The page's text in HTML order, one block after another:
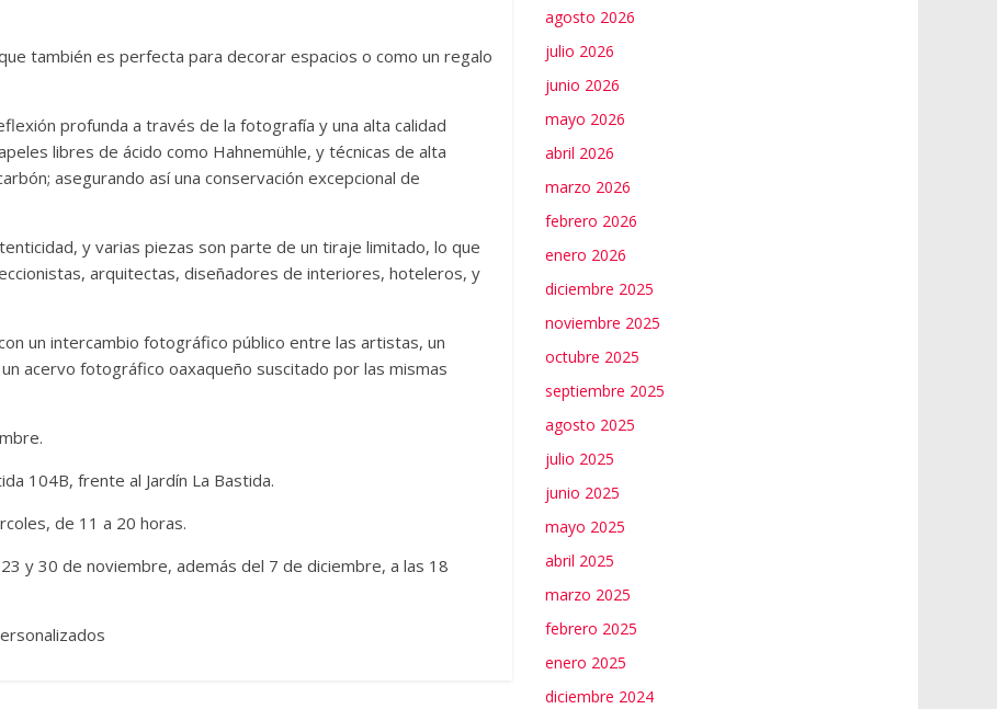
también es perfecta para decorar espacios o como un regalo
profunda a través de la fotografía y una alta calidad
libres de ácido como Hahnemühle, y técnicas de alta
asegurando así una conservación excepcional de
y varias piezas son parte de un tiraje limitado, lo que
arquitectas, diseñadores de interiores, hoteleros, y
un intercambio fotográfico público entre las artistas, un
acervo fotográfico oaxaqueño suscitado por las mismas
104B, frente al Jardín La Bastida.
de 11 a 20 horas.
y 30 de noviembre, además del 7 de diciembre, a las 18
agosto 2026
julio 2026
junio 2026
mayo 2026
abril 2026
marzo 2026
febrero 2026
enero 2026
diciembre 2025
noviembre 2025
octubre 2025
septiembre 2025
agosto 2025
julio 2025
junio 2025
mayo 2025
abril 2025
marzo 2025
febrero 2025
enero 2025
diciembre 2024